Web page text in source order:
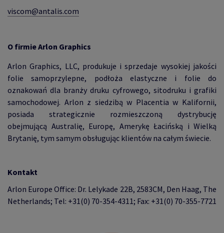
viscom@antalis.com
O firmieArlon Graphics
Arlon Graphics, LLC, produkuje i sprzedaje wysokiej jakości
folie samoprzylepne, podłoża elastyczne i folie do
oznakowań dla branży druku cyfrowego, sitodruku i grafiki
samochodowej. Arlon z siedzibą w Placentia w Kalifornii,
posiada strategicznie rozmieszczoną dystrybucję
obejmującą Australię, Europę, Amerykę Łacińską i Wielką
Brytanię, tym samym obsługując klientów na całym świecie.
Kontakt
Arlon Europe Office: Dr. Lelykade 22B, 2583CM, Den Haag, The
Netherlands; Tel: +31(0) 70-354-4311; Fax: +31(0) 70-355-7721